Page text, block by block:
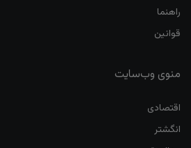
راهنما
قوانین
منوی وب‌سایت
اقتصادی
انگشتر